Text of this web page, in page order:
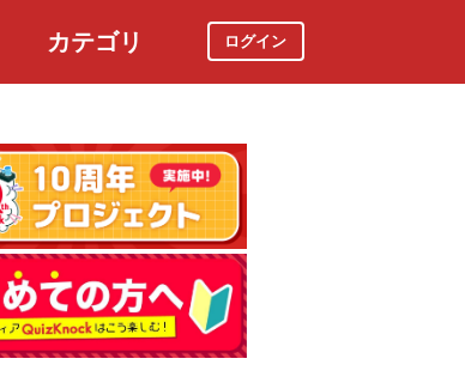
カテゴリ ログイン